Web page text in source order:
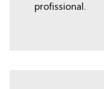
profissional.